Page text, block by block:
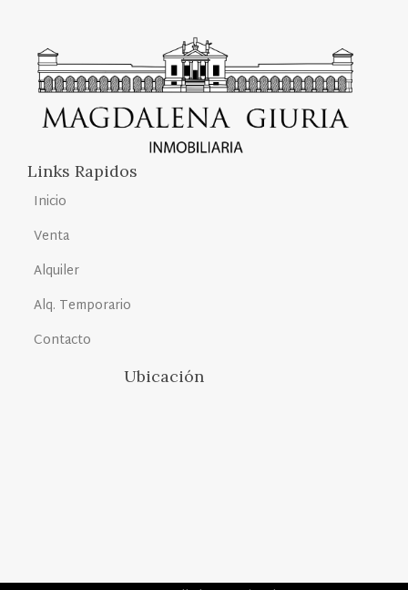
Links Rapidos
Inicio
Venta
Alquiler
Alq. Temporario
Contacto
Ubicación